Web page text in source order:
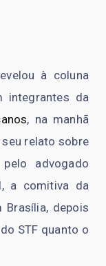
à coluna
integrantes da
, na manhã
relato sobre
advogado
a comitiva da
Brasília, depois
STF quanto o